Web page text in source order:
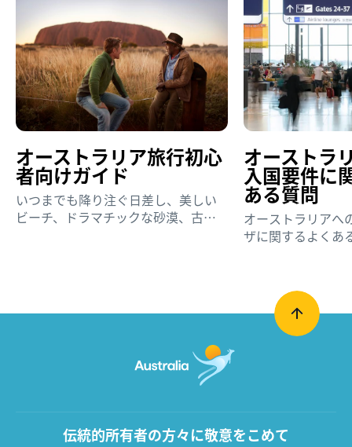
オーストラリア旅行初心
者向けガイド
いつまでも降り注ぐ日差し、美しい
ビーチ、ドラマチックな砂漠、古代
オーストラ
入国要件に
ある​質問
オーストラリアへ
ザに関するよくあ
伝統的所有者の方々に敬意をこめて